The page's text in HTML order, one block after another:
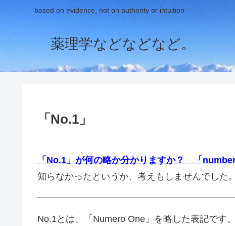
based on evidence, not on authority or intuition
薬理学などなどなど。
「No.1」
「No.1」が何の略か分かりますか？ 「
知らなかったというか、考えもしませんでした
No.1とは、「Numero One」を略した表記です